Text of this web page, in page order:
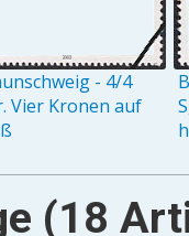
- 4/4
Vier Kronen auf
(18